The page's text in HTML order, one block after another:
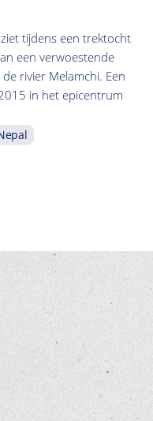
tijdens een trektocht
een verwoestende
rivier Melamchi. Een
in het epicentrum